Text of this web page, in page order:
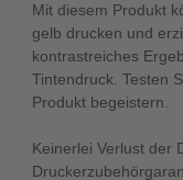
Mit diesem Produkt
gelb drucken und
kontrastreiches
Tintendruck. Testen
Produkt begeistern.
Keinerlei Verlust der